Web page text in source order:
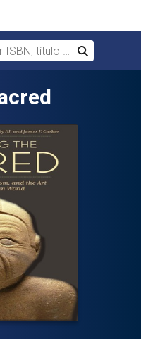
título o autor
Buscar